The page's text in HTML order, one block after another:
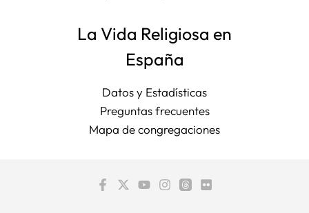
La Vida Religiosa en
España
Datos y Estadísticas
Preguntas frecuentes
Mapa de congregaciones